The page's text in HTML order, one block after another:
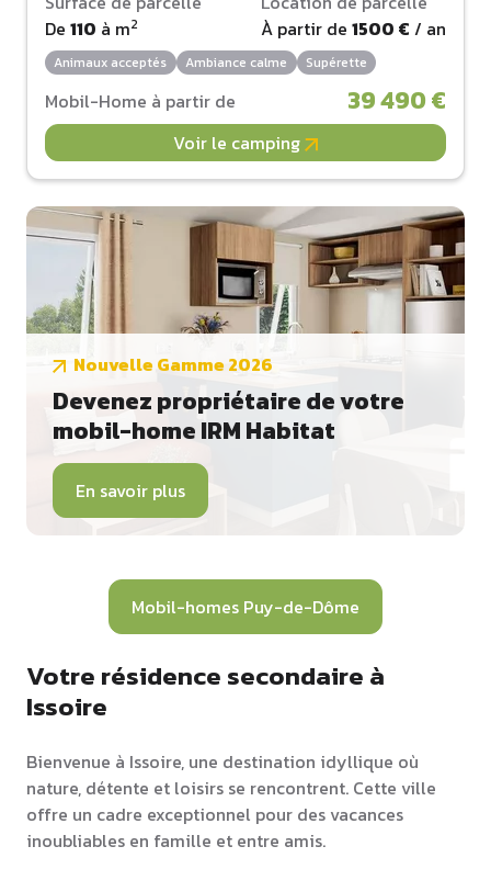
De 110 à m2
À partir de 1500 € / an
Animaux acceptés Ambiance calme Supérette
Mobil-Home à partir de 39 490 €
Voir le camping
Nouvelle Gamme 2026
Devenez propriétaire de votre
mobil-home IRM Habitat
En savoir plus
Mobil-homes Puy-de-Dôme
Votre résidence secondaire à
Issoire
Bienvenue à Issoire, une destination idyllique où
nature, détente et loisirs se rencontrent. Cette ville
offre un cadre exceptionnel pour des vacances
inoubliables en famille et entre amis.